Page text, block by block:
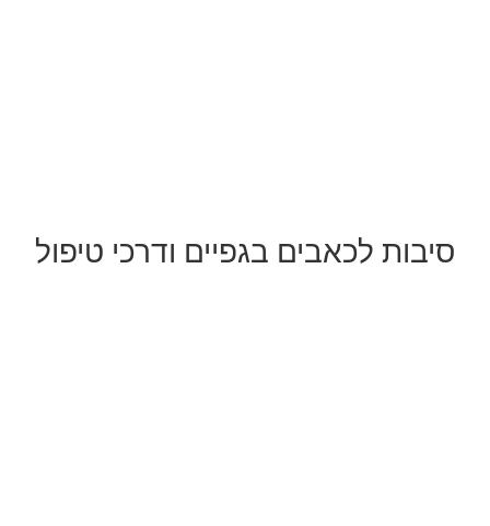
סיבות לכאבים בגפיים ודרכי טיפול